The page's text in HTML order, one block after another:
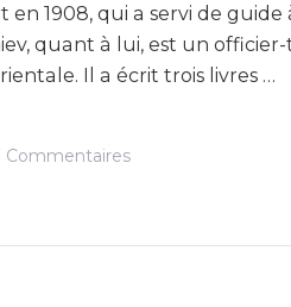
en 1908, qui a servi de
quant à lui, est un
Il a écrit trois livres …
CommentairesSur